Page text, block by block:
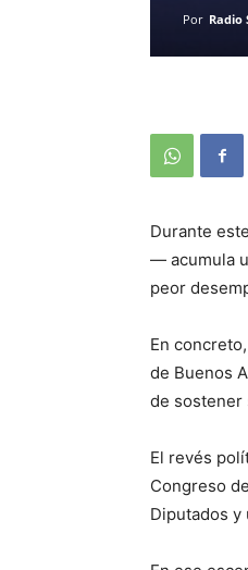
Por Radio
Durante
— acumula
peor
En
de Buenos
de sostener
El revés
Congreso
Diputados y